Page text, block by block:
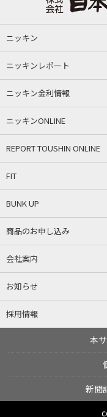
ニッキン
ニッキンレポート
ニッキン金利情報
ニッキンONLINE
REPORT TOUSHIN ONLINE
FIT
BUNK UP
商品のお申し込み
会社案内
お知らせ
採用情報
本
新聞